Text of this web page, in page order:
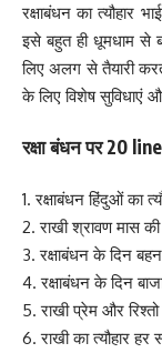
रक्षाबंधन का त्यौहार
इसे बहुत ही धूमधाम से
लिए अलग से तैयारी
के लिए विशेष सुविधाएं
रक्षा बंधन पर 20
1. रक्षाबंधन हिंदुओं का
2. राखी श्रावण मास की
3. रक्षाबंधन के दिन
4. रक्षाबंधन के दिन
5. राखी प्रेम और रिश्तो
6. राखी का त्यौहार हर